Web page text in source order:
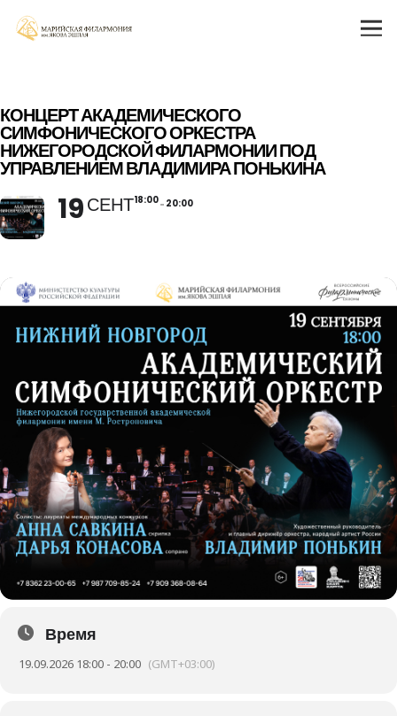
КОНЦЕРТ АКАДЕМИЧЕСКОГО
СИМФОНИЧЕСКОГО ОРКЕСТРА
НИЖЕГОРОДСКОЙ ФИЛАРМОНИИ ПОД
УПРАВЛЕНИЕМ ВЛАДИМИРА ПОНЬКИНА
19СЕНТ18:00 20:00
Время
19.09.2026 18:00 - 20:00 (GMT+03:00)